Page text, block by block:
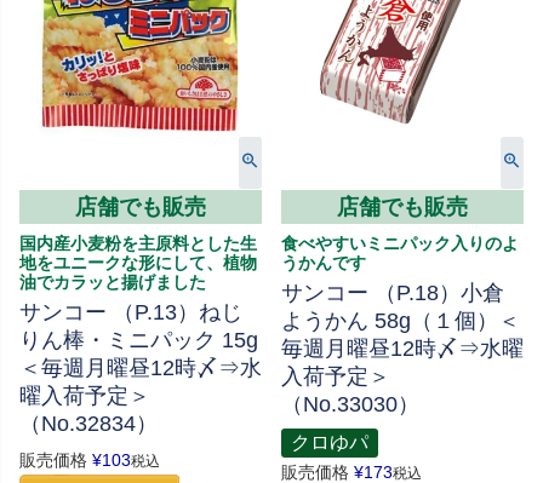
店舗でも販売
国内産小麦粉を主原料とした生
地をユニークな形にして、植物
油でカラッと揚げました
サンコー （P.13）ねじ
りん棒・ミニパック 15g
＜毎週月曜昼12時〆⇒水
曜入荷予定＞
（No.32834）
販売価格 ¥103税込
店舗でも販売
食べやすいミニパック入りのよ
うかんです
サンコー （P.18）小倉
ようかん 58g（１個）＜
毎週月曜昼12時〆⇒水曜
入荷予定＞
（No.33030）
クロゆパ
販売価格 ¥173税込